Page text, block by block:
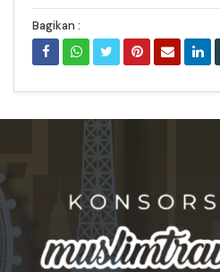
Bagikan :